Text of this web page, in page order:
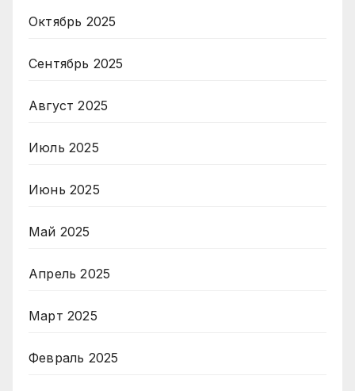
Октябрь 2025
Сентябрь 2025
Август 2025
Июль 2025
Июнь 2025
Май 2025
Апрель 2025
Март 2025
Февраль 2025